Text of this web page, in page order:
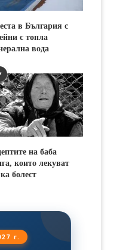
в България с
с топла
вода
на баба
които лекуват
болест
г.